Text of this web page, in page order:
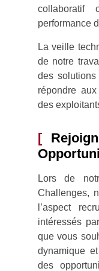
collaboratif
performance
La veille
de notre
des solutions
répondre
des
Lors de
Challenges,
l’aspect
intéressés
que vous
dynamique
des